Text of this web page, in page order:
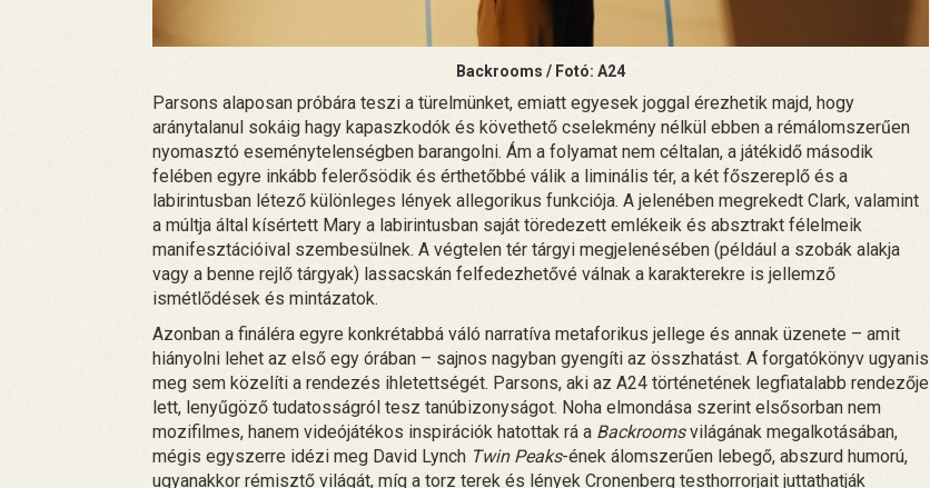
Backrooms / Fotó: A24
Parsons alaposan próbára teszi a türelmünket, emiatt egyesek joggal érezhetik majd, hogy
aránytalanul sokáig hagy kapaszkodók és követhető cselekmény nélkül ebben a rémálomszerűen
nyomasztó eseménytelenségben barangolni. Ám a folyamat nem céltalan, a játékidő második
felében egyre inkább felerősödik és érthetőbbé válik a liminális tér, a két főszereplő és a
labirintusban létező különleges lények allegorikus funkciója. A jelenében megrekedt Clark, valamint
a múltja által kísértett Mary a labirintusban saját töredezett emlékeik és absztrakt félelmeik
manifesztációival szembesülnek. A végtelen tér tárgyi megjelenésében (például a szobák alakja
vagy a benne rejlő tárgyak) lassacskán felfedezhetővé válnak a karakterekre is jellemző
ismétlődések és mintázatok.
Azonban a fináléra egyre konkrétabbá váló narratíva metaforikus jellege és annak üzenete – amit
hiányolni lehet az első egy órában – sajnos nagyban gyengíti az összhatást. A forgatókönyv ugyanis
meg sem közelíti a rendezés ihletettségét. Parsons, aki az A24 történetének legfiatalabb rendezője
lett, lenyűgöző tudatosságról tesz tanúbizonyságot. Noha elmondása szerint elsősorban nem
mozifilmes, hanem videójátékos inspirációk hatottak rá a Backroomsvilágának megalkotásában,
mégis egyszerre idézi meg David Lynch Twin Peaks-ének álomszerűen lebegő, abszurd humorú,
ugyanakkor rémisztő világát, míg a torz terek és lények Cronenberg testhorrorjait juttathatják